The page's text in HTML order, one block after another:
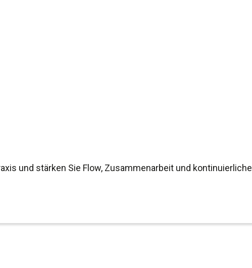
und stärken Sie Flow, Zusammenarbeit und kontinuierliche